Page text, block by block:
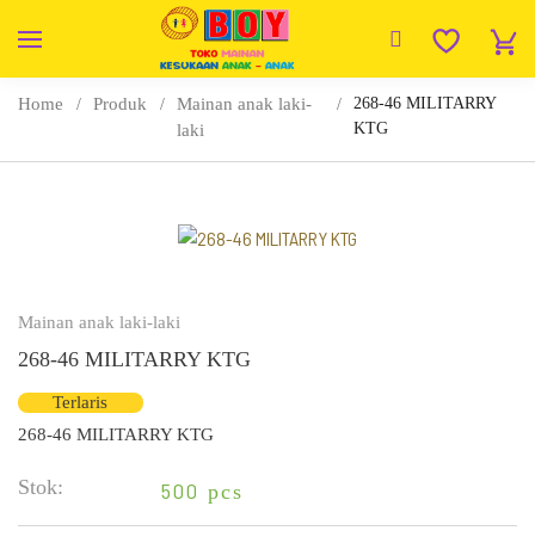
Home Produk
Mainan anak laki-
laki
268-46 MILITARRY
KTG
Mainan anak laki-laki
268-46 MILITARRY KTG
Terlaris
268-46 MILITARRY KTG
Stok: 500 pcs